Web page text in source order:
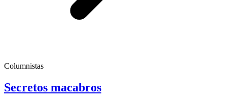
Columnistas
Secretos macabros